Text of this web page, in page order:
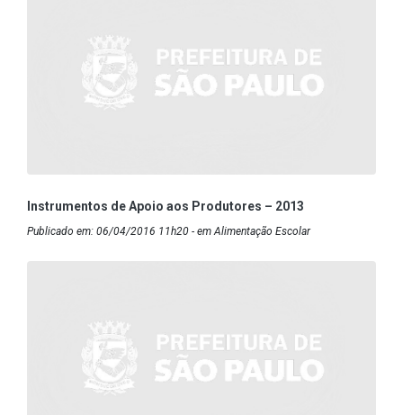
Instrumentos de Apoio aos Produtores – 2013
Publicado em: 06/04/2016 11h20 - em Alimentação Escolar